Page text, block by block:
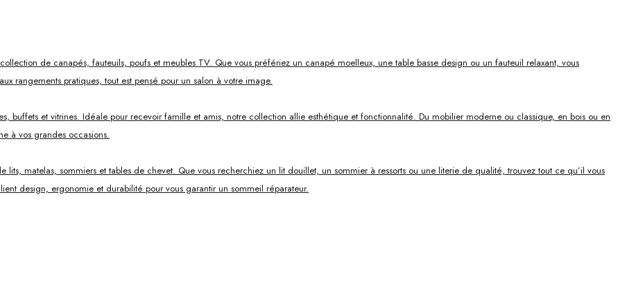
de canapés, fauteuils, poufs et meubles TV. Que vous préfériez un canapé moelleux, une table basse design ou un fauteuil relaxant, vous
rangements pratiques, tout est pensé pour un salon à votre image.
buffets et vitrines. Idéale pour recevoir famille et amis, notre collection allie esthétique et fonctionnalité. Du mobilier moderne ou classique, en bois ou en
à vos grandes occasions.
matelas, sommiers et tables de chevet. Que vous recherchiez un lit douillet, un sommier à ressorts ou une literie de qualité, trouvez tout ce qu’il vous
design, ergonomie et durabilité pour vous garantir un sommeil réparateur.